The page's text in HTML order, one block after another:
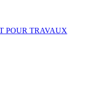
POUR TRAVAUX